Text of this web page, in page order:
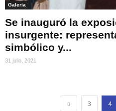
Galeria
Se inauguró la
insurgente:
simbólico y...
31 julio, 2021
3 4